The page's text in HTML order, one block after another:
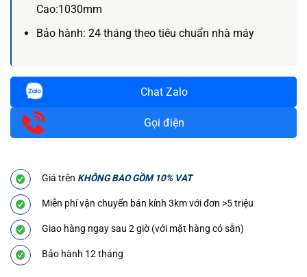
Cao:1030mm
Bảo hành: 24 tháng theo tiêu chuẩn nhà máy
Chat Zalo
Gọi điện
Giá trên KHÔNG BAO GỒM 10% VAT
Miễn phí vận chuyển bán kính 3km với đơn >5 triệu
Giao hàng ngay sau 2 giờ (với mặt hàng có sẵn)
Bảo hành 12 tháng